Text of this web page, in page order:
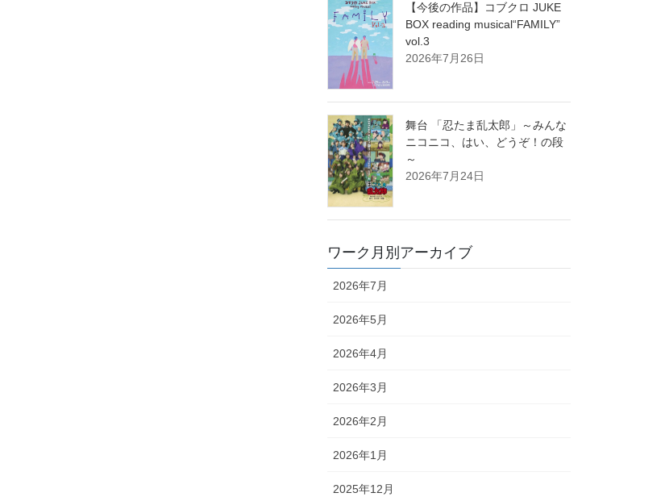
【今後の作品】コブクロ JUKE
BOX reading musical“FAMILY”
vol.3
2026年7月26日
舞台 「忍たま乱太郎」～みんな
ニコニコ、はい、どうぞ！の段
～
2026年7月24日
ワーク月別アーカイブ
2026年7月
2026年5月
2026年4月
2026年3月
2026年2月
2026年1月
2025年12月